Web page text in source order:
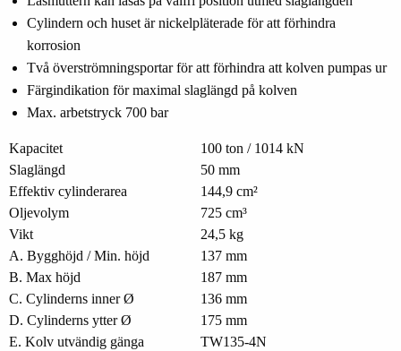
Cylindern och huset är nickelpläterade för att förhindra
korrosion
Två överströmningsportar för att förhindra att kolven pumpas ur
Färgindikation för maximal slaglängd på kolven
Max. arbetstryck 700 bar
Kapacitet
100 ton / 1014 kN
Slaglängd
50 mm
Effektiv cylinderarea
144,9 cm²
Oljevolym
725 cm³
Vikt
24,5 kg
A. Bygghöjd / Min. höjd
137 mm
B. Max höjd
187 mm
C. Cylinderns inner Ø
136 mm
D. Cylinderns ytter Ø
175 mm
E. Kolv utvändig gänga
TW135-4N